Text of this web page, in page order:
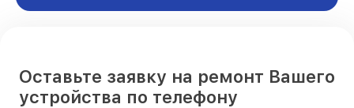
Оставьте заявку на ремонт Вашего
устройства по телефону